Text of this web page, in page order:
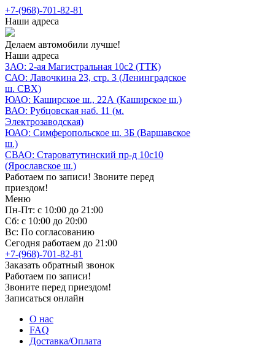
+7-(968)-701-82-81
Наши адреса
Делаем автомобили лучше!
Наши адреса
ЗАО: 2-ая Магистральная 10с2 (ТТК)
САО: Лавочкина 23, стр. 3 (Ленинградское
ш. СВХ)
ЮАО: Каширское ш., 22А (Каширское ш.)
ВАО: Рубцовская наб. 11 (м.
Электрозаводская)
ЮАО: Симферопольское ш. 3Б (Варшавское
ш.)
СВАО: Староватутинский пр-д 10с10
(Ярославское ш.)
Работаем по записи! Звоните перед
приездом!
Меню
Пн-Пт: с 10:00 до 21:00
Сб: с 10:00 до 20:00
Вс: По согласованию
Сегодня работаем до 21:00
+7-(968)-701-82-81
Заказать обратный звонок
Работаем по записи!
Звоните перед приездом!
Записаться онлайн
О нас
FAQ
Доставка/Оплата